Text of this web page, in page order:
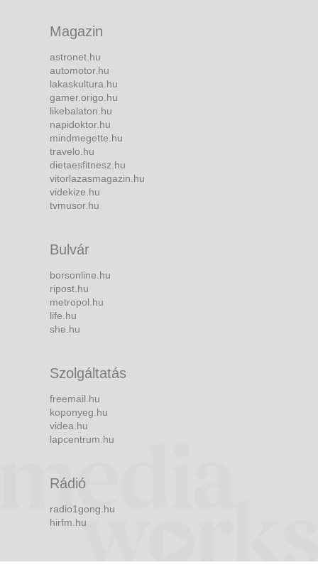
Magazin
astronet.hu
automotor.hu
lakaskultura.hu
gamer.origo.hu
likebalaton.hu
napidoktor.hu
mindmegette.hu
travelo.hu
dietaesfitnesz.hu
vitorlazasmagazin.hu
videkize.hu
tvmusor.hu
Bulvár
borsonline.hu
ripost.hu
metropol.hu
life.hu
she.hu
Szolgáltatás
freemail.hu
koponyeg.hu
videa.hu
lapcentrum.hu
Rádió
radio1gong.hu
hirfm.hu